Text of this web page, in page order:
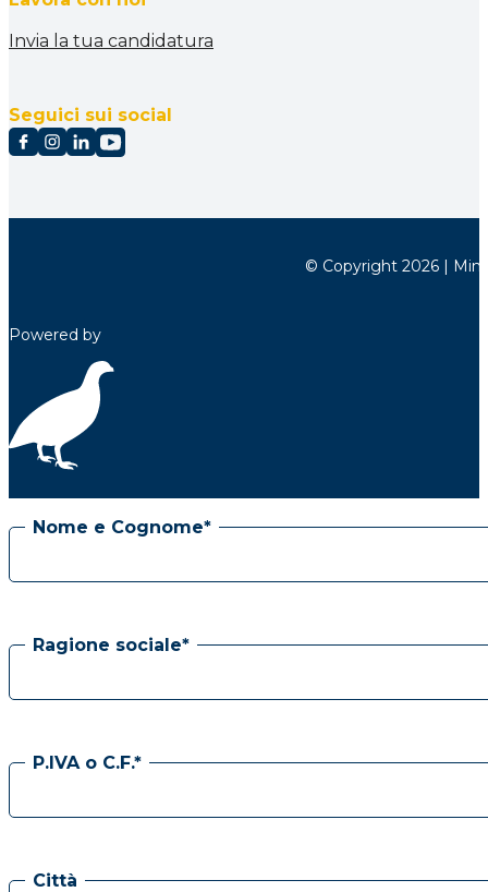
Invia la tua candidatura
Seguici sui social
© Copyright 2026 |
Powered by
Nome e Cognome*
Ragione sociale*
P.IVA o C.F.*
Città